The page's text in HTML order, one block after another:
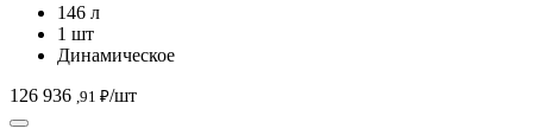
146 л
1 шт
Динамическое
126 936 ,91 ₽/шт